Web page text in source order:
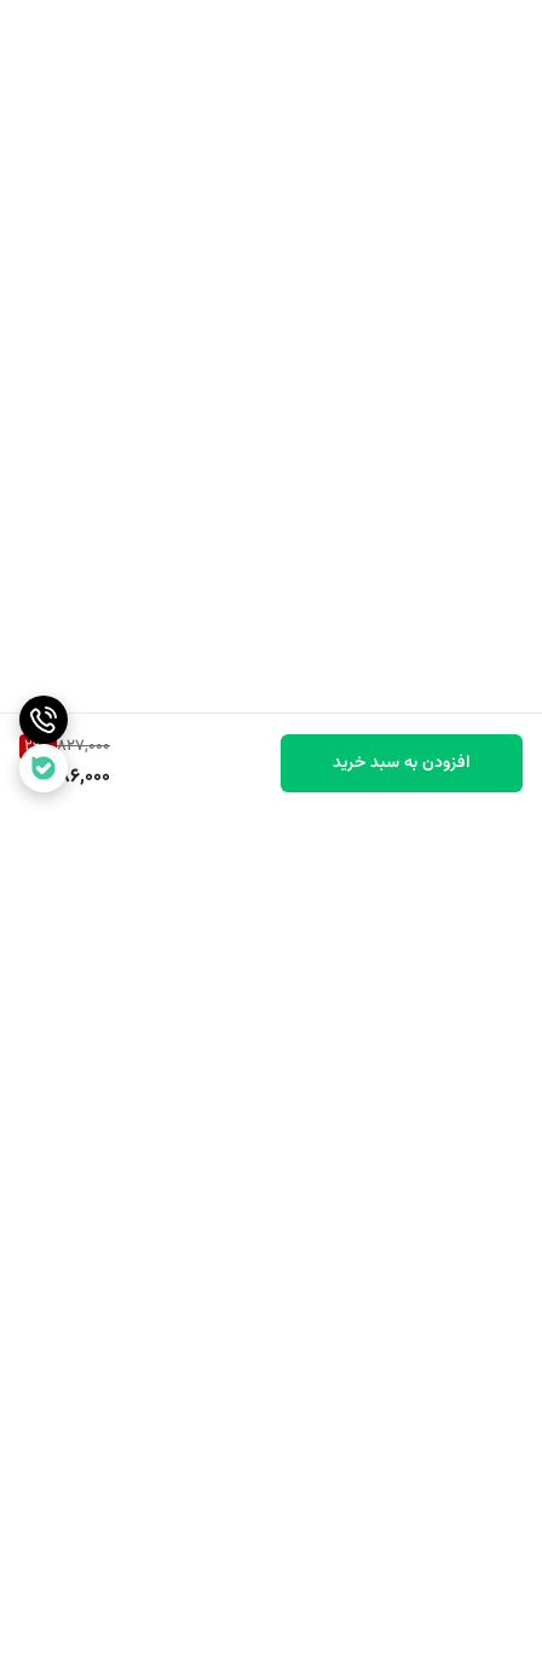
827,000
29%
586,000 افزودن به سبد خرید